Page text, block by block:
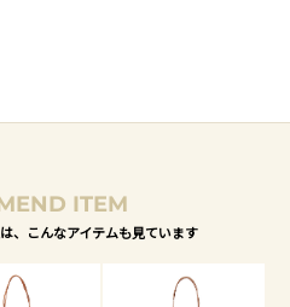
ITEM
、こんなアイテムも見ています